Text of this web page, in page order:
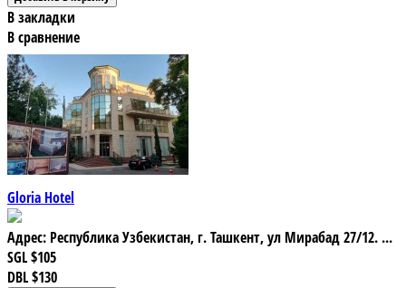
В закладки
В сравнение
Gloria Hotel
Адрес: Республика Узбекистан, г. Ташкент, ул Мирабад 27/12. ...
SGL$105
DBL$130